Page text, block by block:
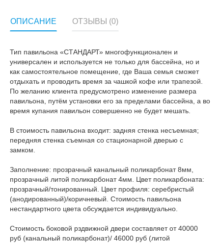
ОПИСАНИЕ ОТЗЫВЫ (0)
Тип павильона «СТАНДАРТ» многофункционален и
универсален и используется не только для бассейна, но и
как самостоятельное помещение, где Ваша семья сможет
отдыхать и проводить время за чашкой кофе или трапезой.
По желанию клиента предусмотрено изменение размера
павильона, путём установки его за пределами бассейна, а во
время купания павильон совершенно не будет мешать.
В стоимость павильона входит: задняя стенка несъемная;
передняя стенка съемная со стационарной дверью с
замком.
Заполнение: прозрачный канальный поликарбонат 8мм,
прозрачный литой поликарбонат 4мм. Цвет поликарбоната:
прозрачный/тонированный. Цвет профиля: серебристый
(анодированный)/коричневый. Стоимость павильона
нестандартного цвета обсуждается индивидуально.
Стоимость боковой рздвижной двери составляет от 40000
руб (канальный поликарбонат)/ 46000 руб (литой